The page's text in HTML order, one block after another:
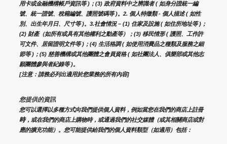
用卡或金融機構帳戶資訊等 )；(3) 政府資料中之辨識者 ( 如身分證統一編
號、統一證號、稅籍編號、護照號碼等 )。2. 個人特徵類 - 個人描述 ( 如性
別、出生年月日、尺寸等 )。3.社會情況 – (1) 住家及設施 ( 如住所地址等 )；
(2) 財產（如所有或具有其他權利之動產等）；(3) 移民情形 ( 護照、工作許
可文件、居留證明文件等 )；(4) 生活格調 ( 如使用消費品之種類及服務之細
節等 )；(5) 慈善機構或其他團體之會員資格 ( 如社團法人、俱樂部或其他志
願團體參與者紀錄等 )。
[注意：請務必列出適用於您業務的所有內容]
您提供的資訊
您可以選擇以多種方式向我們提供個人資料，例如當您在我們的商店上註冊
時，或在我們的商店上購物時，或通過我們的社交媒體（或其相關商店或對
應的擴充功能）。您可能提供給我們的個人資料類型（如適用）包括：